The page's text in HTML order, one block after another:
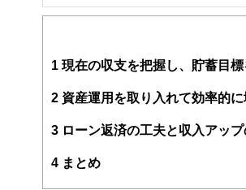
２級ファイナンシャルプランナ
現在では行政書士・ファイナ
1 現在の収支を把握し、貯蓄目
2 資産運用を取り入れて効率的
3 ローン返済の工夫と収入アッ
4 まとめ